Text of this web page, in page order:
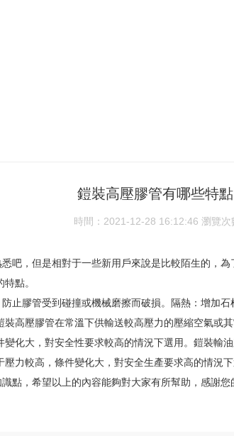
鎧裝高壓膠管有哪些特點
時間：2021-12-28 16:12:46 瀏覽次
吧，但是相對于一些新用戶來說是比較陌生的，
。
受到碰撞或機械磨擦而破損。隔熱：增加石棉隔熱
鎧裝高壓膠管在常溫下供輸送較高壓力的壓縮空氣
變化大，對安全性要求較高的情況下選用。鎧
力較高，條件變化大，對安全生產要求高的情況下選用
，希望以上的內容能夠對大家有所幫助，感謝您